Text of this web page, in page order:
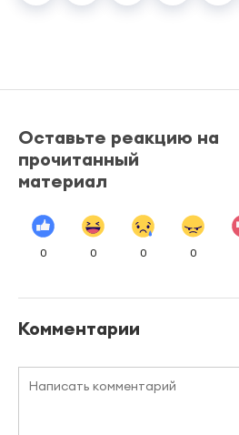
Оставьте реакцию на
прочитанный
материал
0 0 0 0
Комментарии